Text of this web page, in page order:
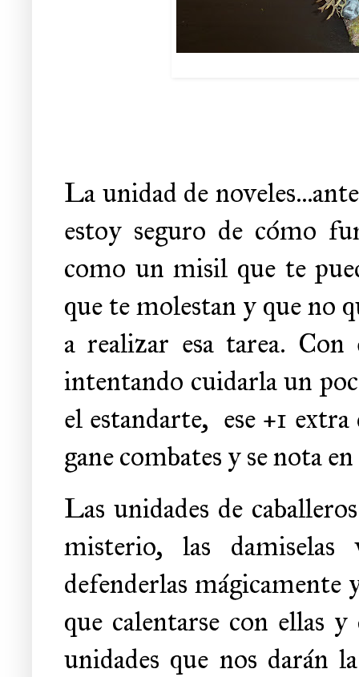
La unidad de
estoy seguro de cómo
como un misil que te
que te molestan y que no
a realizar esa tarea.
intentando cuidarla un
el estandarte, ese +1
gane combates y se nota
Las unidades de
misterio, las
defenderlas
que calentarse con ellas
unidades que nos darán